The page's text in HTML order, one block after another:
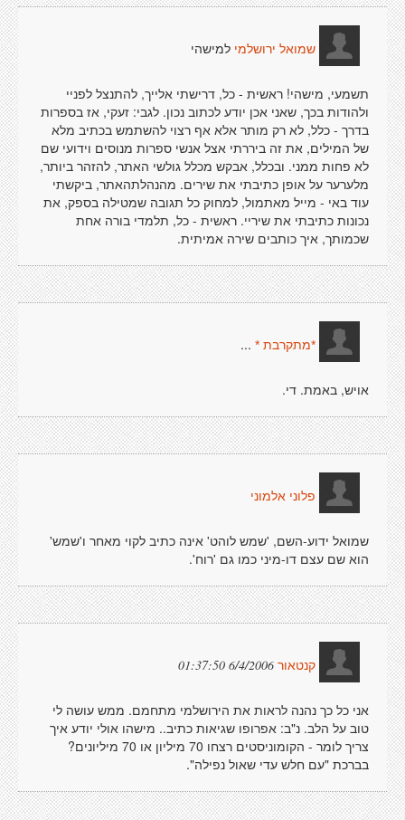
שמואל ירושלמי למישהי
תשמעי, מישהי! ראשית - כל, דרישתי אלייך, להתנצל לפניי
ולהודות בכך, שאני אכן יודע לכתוב נכון. לגבי: זעקי, אז בספרות
בדרך - כלל, לא רק מותר אלא אף רצוי להשתמש בכתיב מלא
של המילים, את זה ביררתי אצל אנשי ספרות מנוסים וידועי שם
לא פחות ממני. ובכלל, אבקש מכלל גולשי האתר, להזהר ביותר,
מלערער על אופן כתיבתי את שירים. מהנהלתהאתר, ביקשתי
עוד באי - מייל מאתמול, למחוק כל תגובה שמטילה בספק, את
נכונות כתיבתי את שיריי. ראשית - כל, תלמדי בורה אחת
שכמותך, איך כותבים שירה אמיתית.
*מתקרבת * ...
אויש, באמת. די.
פלוני אלמוני
שמואל ידוע-השם, 'שמש לוהט' אינה כתיב לקוי מאחר ו'שמש'
הוא שם עצם דו-מיני כמו גם 'רוח'.
קנטאור 6/4/2006 01:37:50
אני כל כך נהנה לראות את הירושלמי מתחמם. ממש עושה לי
טוב על הלב. נ"ב: אפרופו שגיאות כתיב.. מישהו אולי יודע איך
צריך לומר - הקומוניסטים רצחו 70 מיליון או 70 מיליונים?
בברכת "עם חלש עדי שאול נפילה".